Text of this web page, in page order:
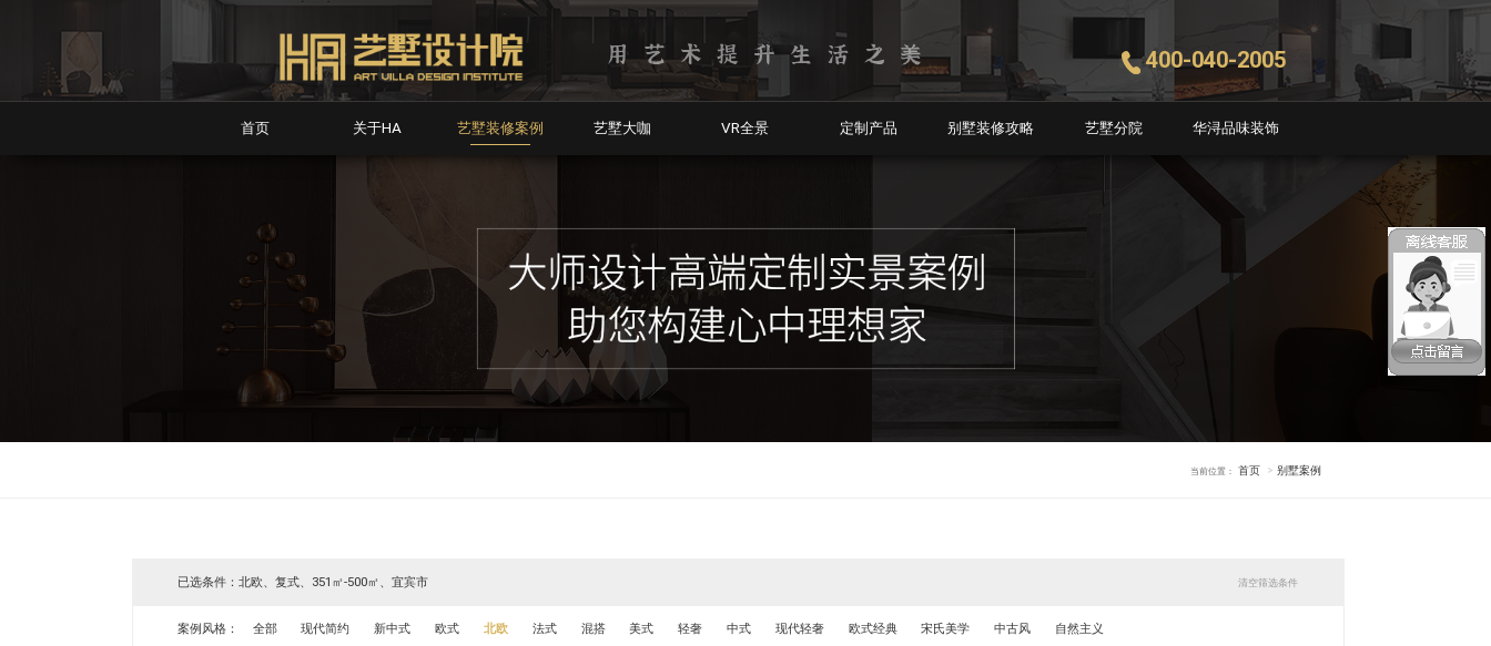
400-040-2005
首页 关于HA 艺墅装修案例 艺墅大咖 VR全景 定制产品 别墅装修攻略 艺墅分院 华浔品味装饰
当前位置： 首页 别墅案例
已选条件：北欧、复式、351㎡-500㎡、宜宾市 清空筛选条件
案例风格： 全部 现代简约 新中式 欧式 北欧 法式 混搭 美式 轻奢 中式 现代轻奢 欧式经典 宋氏美学 中古风 自然主义